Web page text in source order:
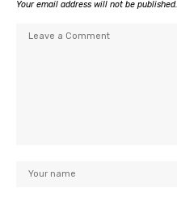
Your email address will not be published.